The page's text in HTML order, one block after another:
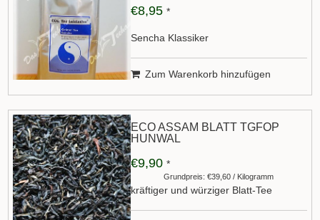
€8,95 *
Sencha Klassiker
Zum Warenkorb hinzufügen
ECO ASSAM BLATT TGFOP
HUNWAL
€9,90 *
Grundpreis: €39,60 / Kilogramm
kräftiger und würziger Blatt-Tee